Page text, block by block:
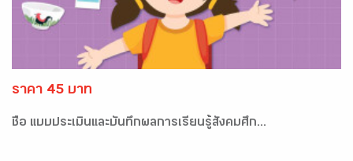
ราคา 45 บาท
ชื่อ แบบประเมินและบันทึกผลการเรียนรู้สังคมศึก...